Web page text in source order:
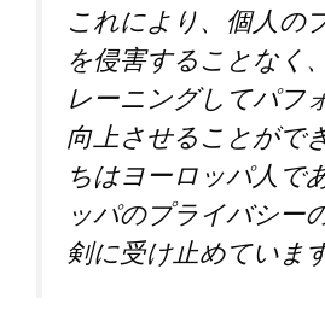
これにより、個人の
を侵害することなく
レーニングしてパフ
向上させることがで
ちはヨーロッパ人で
ッパのプライバシー
剣に受け止めていま